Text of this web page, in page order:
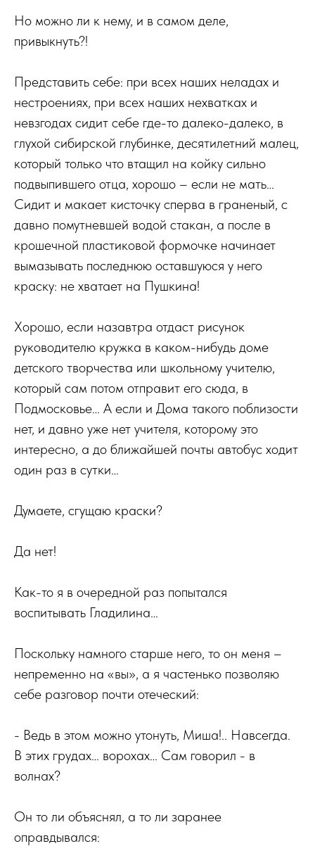
Но можно ли к нему, и в самом деле,
привыкнуть?!
Представить себе: при всех наших неладах и
нестроениях, при всех наших нехватках и
невзгодах сидит себе где-то далеко-далеко, в
глухой сибирской глубинке, десятилетний малец,
который только что втащил на койку сильно
подвыпившего отца, хорошо – если не мать…
Сидит и макает кисточку сперва в граненый, с
давно помутневшей водой стакан, а после в
крошечной пластиковой формочке начинает
вымазывать последнюю оставшуюся у него
краску: не хватает на Пушкина!
Хорошо, если назавтра отдаст рисунок
руководителю кружка в каком-нибудь доме
детского творчества или школьному учителю,
который сам потом отправит его сюда, в
Подмосковье… А если и Дома такого поблизости
нет, и давно уже нет учителя, которому это
интересно, а до ближайшей почты автобус ходит
один раз в сутки…
Думаете, сгущаю краски?
Да нет!
Как-то я в очередной раз попытался
воспитывать Гладилина…
Поскольку намного старше него, то он меня –
непременно на «вы», а я частенько позволяю
себе разговор почти отеческий:
- Ведь в этом можно утонуть, Миша!.. Навсегда.
В этих грудах… ворохах… Сам говорил - в
волнах?
Он то ли объяснял, а то ли заранее
оправдывался: